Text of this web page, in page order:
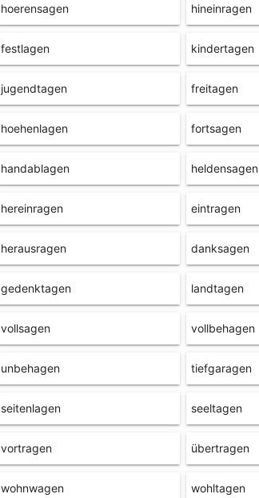
hoerensagen hineinragen
festlagen kindertagen
jugendtagen freitagen
hoehenlagen fortsagen
handablagen heldensagen
hereinragen eintragen
herausragen danksagen
gedenktagen landtagen
vollsagen vollbehagen
unbehagen tiefgaragen
seitenlagen seeltagen
vortragen übertragen
wohnwagen wohltagen